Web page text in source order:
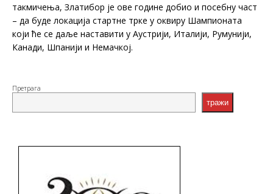
такмичења, Златибор је ове године добио и посебну част
– да буде локација стартне трке у оквиру Шампионата
који ће се даље наставити у Аустрији, Италији, Румунији,
Канади, Шпанији и Немачкој.
Претрага
тражи